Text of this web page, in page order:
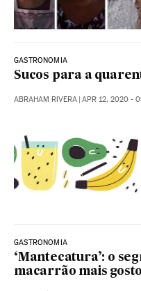
GASTRONOMIA
Sucos para a
ABRAHAM RIVERA APR 12, 2020 -
GASTRONOMIA
‘Mantecatura’: o
macarrão mais